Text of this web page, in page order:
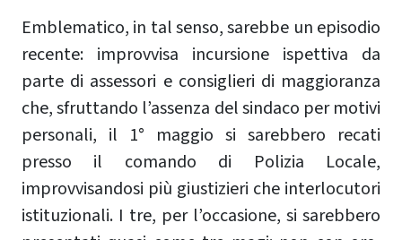
Emblematico, in tal senso, sarebbe un episodio
recente: improvvisa incursione ispettiva da
parte di assessori e consiglieri di maggioranza
che, sfruttando l’assenza del sindaco per motivi
personali, il 1° maggio si sarebbero recati
presso il comando di Polizia Locale,
improvvisandosi più giustizieri che interlocutori
istituzionali. I tre, per l’occasione, si sarebbero